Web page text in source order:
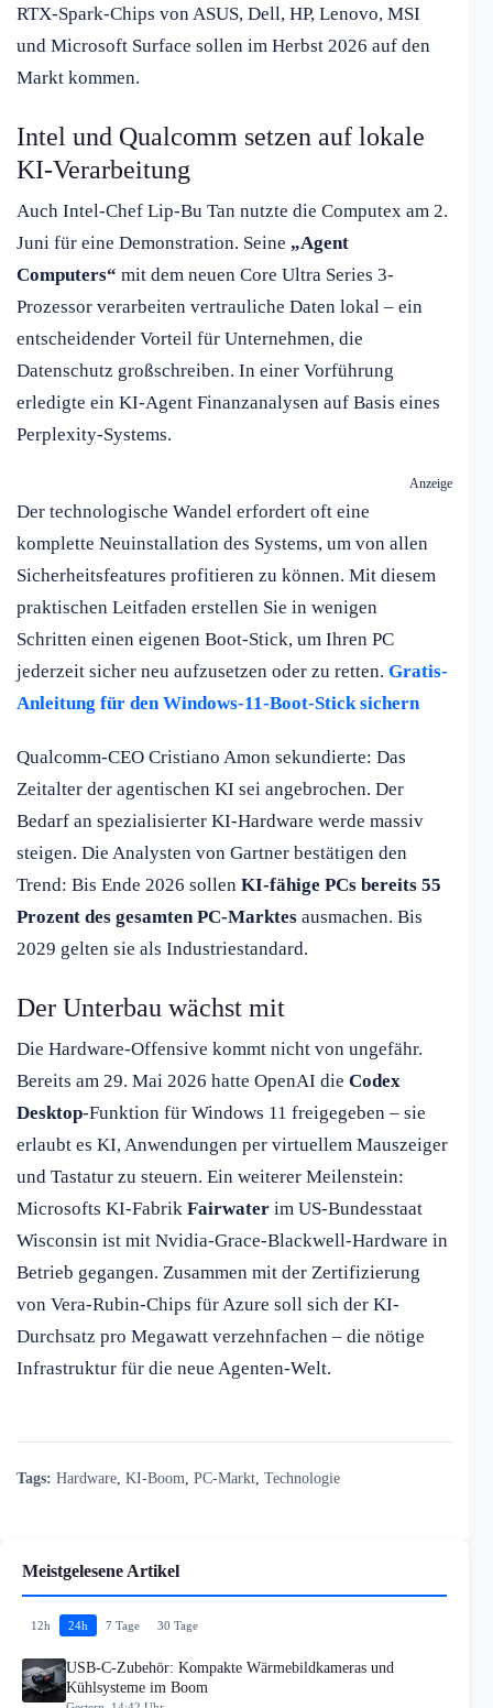
RTX-Spark-Chips von ASUS, Dell, HP, Lenovo, MSI
und Microsoft Surface sollen im Herbst 2026 auf den
Markt kommen.
Intel und Qualcomm setzen auf lokale
KI-Verarbeitung
Auch Intel-Chef Lip-Bu Tan nutzte die Computex am 2.
Juni für eine Demonstration. Seine „Agent
Computers“ mit dem neuen Core Ultra Series 3-
Prozessor verarbeiten vertrauliche Daten lokal – ein
entscheidender Vorteil für Unternehmen, die
Datenschutz großschreiben. In einer Vorführung
erledigte ein KI-Agent Finanzanalysen auf Basis eines
Perplexity-Systems.
Anzeige
Der technologische Wandel erfordert oft eine
komplette Neuinstallation des Systems, um von allen
Sicherheitsfeatures profitieren zu können. Mit diesem
praktischen Leitfaden erstellen Sie in wenigen
Schritten einen eigenen Boot-Stick, um Ihren PC
jederzeit sicher neu aufzusetzen oder zu retten. Gratis-
Anleitung für den Windows-11-Boot-Stick sichern
Qualcomm-CEO Cristiano Amon sekundierte: Das
Zeitalter der agentischen KI sei angebrochen. Der
Bedarf an spezialisierter KI-Hardware werde massiv
steigen. Die Analysten von Gartner bestätigen den
Trend: Bis Ende 2026 sollen KI-fähige PCs bereits 55
Prozent des gesamten PC-Marktes ausmachen. Bis
2029 gelten sie als Industriestandard.
Der Unterbau wächst mit
Die Hardware-Offensive kommt nicht von ungefähr.
Bereits am 29. Mai 2026 hatte OpenAI die Codex
Desktop-Funktion für Windows 11 freigegeben – sie
erlaubt es KI, Anwendungen per virtuellem Mauszeiger
und Tastatur zu steuern. Ein weiterer Meilenstein:
Microsofts KI-Fabrik Fairwater im US-Bundesstaat
Wisconsin ist mit Nvidia-Grace-Blackwell-Hardware in
Betrieb gegangen. Zusammen mit der Zertifizierung
von Vera-Rubin-Chips für Azure soll sich der KI-
Durchsatz pro Megawatt verzehnfachen – die nötige
Infrastruktur für die neue Agenten-Welt.
Tags: Hardware KI-Boom PC-Markt Technologie
Meistgelesene Artikel
12h 24h 7 Tage 30 Tage
USB-C-Zubehör: Kompakte Wärmebildkameras und
Kühlsysteme im Boom